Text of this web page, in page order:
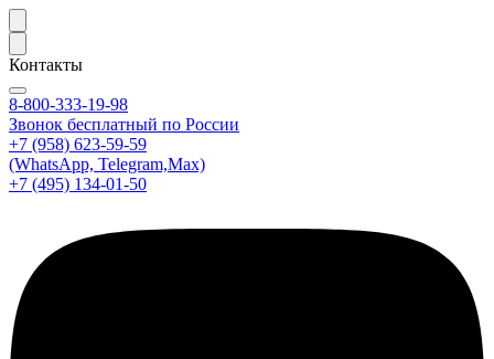
Контакты
8-800-333-19-98
Звонок бесплатный по России
+7 (958) 623-59-59
(WhatsApp, Telegram,Max)
+7 (495) 134-01-50